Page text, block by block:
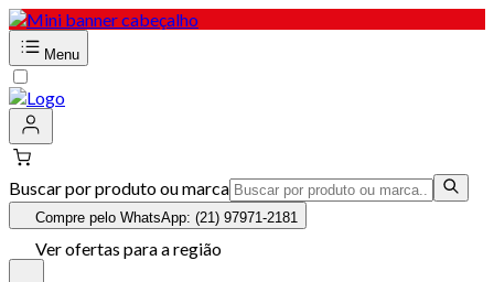
Menu
Buscar por produto ou marca
Compre pelo WhatsApp: (21) 97971-2181
Ver ofertas para a região